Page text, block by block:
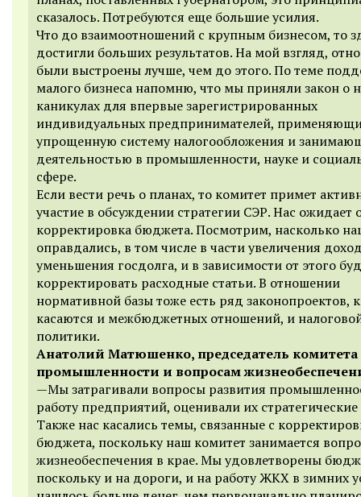
сказалось. Потребуются еще большие усилия.
Что до взаимоотношений с крупным бизнесом, то
достигли больших результатов. На мой взгляд,
были выстроены лучше, чем до этого. По теме
малого бизнеса напомню, что мы приняли закон о
каникулах для впервые зарегистрированных
индивидуальных предпринимателей,
упрощенную систему налогообложения и
деятельностью в промышленности, науке и
сфере.
Если вести речь о планах, то комитет примет
участие в обсуждении стратегии СЭР. Нас ожидает
корректировка бюджета. Посмотрим, насколько
оправдались, в том числе в части увеличения
уменьшения госдолга, и в зависимости от этого
корректировать расходные статьи. В отношении
нормативной базы тоже есть ряд законопроектов,
касаются и межбюджетных отношений, и
политики.
Анатолий Матюшенко, председатель комитета
промышленности и вопросам
—Мы затрагивали вопросы развития
работу предприятий, оценивали их
Также нас касались темы, связанные с
бюджета, поскольку наш комитет занимается
жизнеобеспечения в крае. Мы удовлетворены
поскольку и на дороги, и на работу ЖКХ в зимних